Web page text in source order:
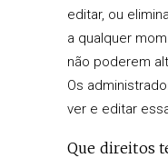
editar, ou
a qualquer
não poderem
Os
ver e editar
Que direitos